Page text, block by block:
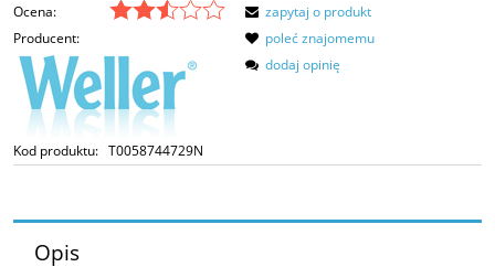
Ocena:
Producent:
Kod produktu: T0058744729N
zapytaj o produkt
poleć znajomemu
dodaj opinię
Opis